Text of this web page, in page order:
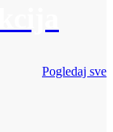
Pogledaj sve